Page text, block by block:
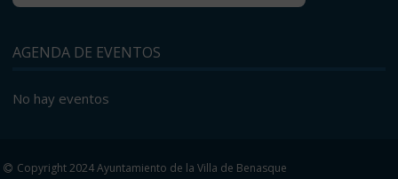
AGENDA DE EVENTOS
No hay eventos
Copyright 2024 Ayuntamiento de la Villa de Benasque